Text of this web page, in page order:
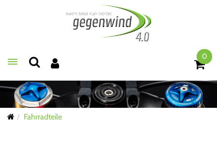
Toggle navigation
0
Fahrradteile